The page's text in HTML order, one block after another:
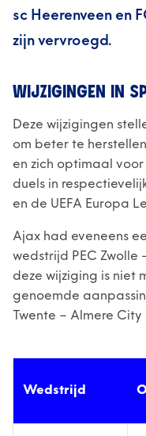
sc Heerenveen en
zijn vervroegd.
WIJZIGINGEN IN
Deze wijzigingen
om beter te
en zich optimaal
duels in
en de UEFA Europa
Ajax had eveneens
wedstrijd PEC
deze wijziging is niet
genoemde
Twente – Almere
Wedstrijd